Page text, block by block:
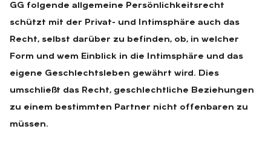
GG folgende allgemeine Persönlichkeitsrecht
schützt mit der Privat- und Intimsphäre auch das
Recht, selbst darüber zu befinden, ob, in welcher
Form und wem Einblick in die Intimsphäre und das
eigene Geschlechtsleben gewährt wird. Dies
umschließt das Recht, geschlechtliche Beziehungen
zu einem bestimmten Partner nicht offenbaren zu
müssen.